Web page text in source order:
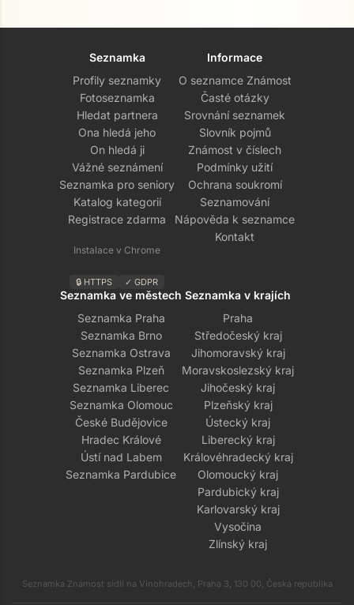
Seznamka
Profily seznamky
Fotoseznamka
Hledat partnera
Ona hledá jeho
On hledá ji
Vážné seznámení
Seznamka pro seniory
Katalog kategorií
Registrace zdarma
Instalace v Chrome
🔒 HTTPS ✓ GDPR
Informace
O seznamce Známost
Časté otázky
Srovnání seznamek
Slovník pojmů
Známost v číslech
Podmínky užití
Ochrana soukromí
Seznamování
Nápověda k seznamce
Kontakt
Seznamka ve městech
Seznamka Praha
Seznamka Brno
Seznamka Ostrava
Seznamka Plzeň
Seznamka Liberec
Seznamka Olomouc
České Budějovice
Hradec Králové
Ústí nad Labem
Seznamka Pardubice
Seznamka v krajích
Praha
Středočeský kraj
Jihomoravský kraj
Moravskoslezský kraj
Jihočeský kraj
Plzeňský kraj
Ústecký kraj
Liberecký kraj
Královéhradecký kraj
Olomoucký kraj
Pardubický kraj
Karlovarský kraj
Vysočina
Zlínský kraj
Seznamka Známost sídlí na Vinohradech, Praha 3, 130 00, Česká republika